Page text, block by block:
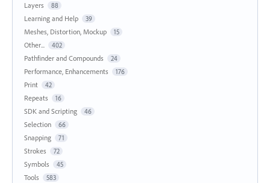
Layers 88
Learning and Help 39
Meshes, Distortion, Mockup 15
Other... 402
Pathfinder and Compounds 24
Performance, Enhancements 176
Print 42
Repeats 16
SDK and Scripting 46
Selection 66
Snapping 71
Strokes 72
Symbols 45
Tools 583